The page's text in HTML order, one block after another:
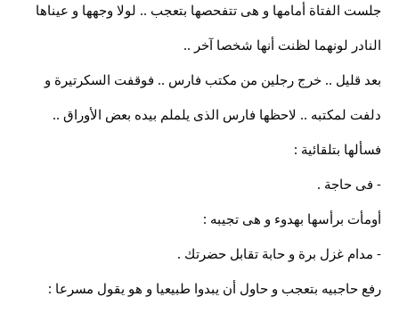
جلست الفتاة أمامها و هى تتفحصها بتعجب .. لولا وجهها و عيناها
النادر لونهما لظنت أنها شخصا آخر ..
بعد قليل .. خرج رجلين من مكتب فارس .. فوقفت السكرتيرة و
دلفت لمكتبه .. لاحظها فارس الذى يلملم بيده بعض الأوراق ..
فسألها بتلقائية :
- فى حاجة .
أومأت برأسها بهدوء و هى تجيبه :
- مدام غزل برة و حابة تقابل حضرتك .
رفع حاجبيه بتعجب و حاول أن يبدوا طبيعيا و هو يقول مسرعا :